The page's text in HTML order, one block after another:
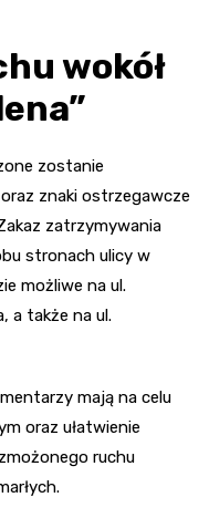
wokół
zostanie
znaki ostrzegawcze
zatrzymywania
stronach ulicy w
możliwe na ul.
a także na ul.
mają na celu
oraz ułatwienie
ruchu